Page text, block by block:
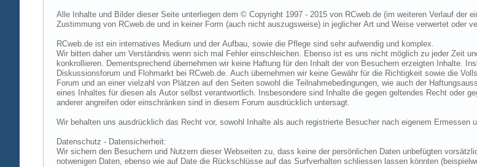
Alle Inhalte und Bilder dieser Seite unterliegen dem © Copyright 1997 - 2015 von RCweb.de (im weiteren Verlauf der
Zustimmung von RCweb.de und in keiner Form (auch nicht auszugsweise) in jeglicher Art und Weise verwertet oder
RCweb.de ist ein internatives Medium und der Aufbau, sowie die Pflege sind sehr aufwendig und komplex.
Wir bitten daher um Verständnis wenn sich mal Fehler einschleichen. Ebenso ist es uns nicht möglich zu jeder Zeit
konkrollieren. Dementsprechend übernehmen wir keine Haftung für den Inhalt der von Besuchern erzeigten Inhalte.
Diskussionsforum und Flohmarkt bei RCweb.de. Auch übernehmen wir keine Gewähr für die Richtigkeit sowie die
Forum und an einer vielzahl von Plätzen auf den Seiten sowohl die Teilnahmebedingungen, wie auch der
eines Inhaltes für diesen als Autor selbst verantwortlich. Insbesondere sind Inhalte die gegen geltendes Recht oder
anderer angreifen oder einschränken sind in diesem Forum ausdrücklich untersagt.
Wir behalten uns ausdrücklich das Recht vor, sowohl Inhalte als auch registrierte Besucher nach eigenem Ermessen
Datenschutz - Datensicherheit:
Wir sichern den Besuchern und Nutzern dieser Webseiten zu, dass keine der persönlichen Daten unbefügten
notwenigen Daten, ebenso wie auf Date die Rückschlüsse auf das Surfverhalten schliessen lassen könnten